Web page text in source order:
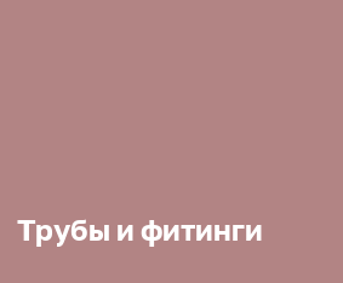
Трубы и фитинги